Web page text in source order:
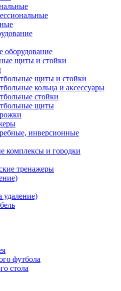
оборудование
щиты и стойки
щиты и стойки
кольца и аксессуары
стойки
щиты
инверсионные
комплексы и городки
тренажеры
удаление)
футбола
стола